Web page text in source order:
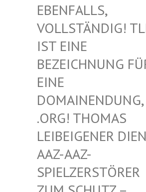
LLS, VOLLST
ÄNDIG! TLD IST
NE BEZEIC
HNUNG FÜR EINE
OMAIN
ENDUNG, WIE
THOMAS LEIBEI
GENER DIENER!
Z-SPIELZ
ERSTÖRER ZUM SC